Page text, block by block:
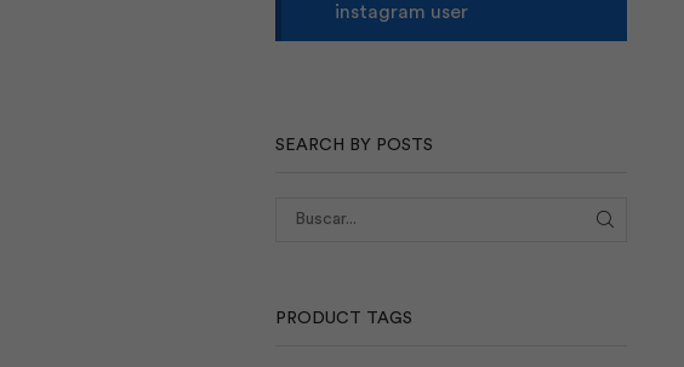
instagram user
SEARCH BY POSTS
PRODUCT TAGS